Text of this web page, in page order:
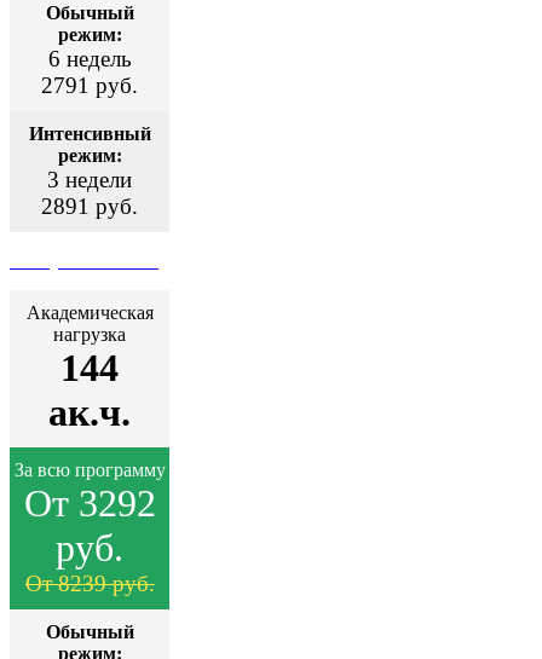
Обычный
режим:
6 недель
2791 руб.
Интенсивный
режим:
3 недели
2891 руб.
Академическая
нагрузка
144
ак.ч.
За всю программу
От 3292
руб.
От 8239 руб.
Обычный
режим: